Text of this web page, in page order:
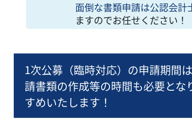
面倒な書類申請は公認会計
ますのでお任せください！
1次公募（臨時対応）の申請期間
請書類の作成等の時間も必要と
すめいたします！